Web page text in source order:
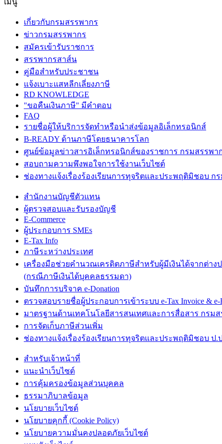
เมนู
เกี่ยวกับกรมสรรพากร
ข่าวกรมสรรพากร
สมัครเข้ารับราชการ
สรรพากรสาส์น
คู่มือสำหรับประชาชน
แจ้งเบาะแสหลีกเลี่ยงภาษี
RD KNOWLEDGE
"ขอคืนเงินภาษี" มีคำตอบ
FAQ
รายชื่อผู้ให้บริการจัดทำหรือนำส่งข้อมูลอิเล็กทรอนิกส์
B-READY ด้านภาษีโดยธนาคารโลก
ศูนย์ข้อมูลข่าวสารอิเล็กทรอนิกส์ของราชการ กรมสรรพา
สอบถามความพึงพอใจการใช้งานเว็บไซต์
ช่องทางแจ้งเรื่องร้องเรียนการทุจริตและประพฤติมิชอบ ก
สำนักงานบัญชีตัวแทน
ผู้ตรวจสอบและรับรองบัญชี
E-Commerce
ผู้ประกอบการ SMEs
E-Tax Info
ภาษีระหว่างประเทศ
เครื่องมือช่วยคำนวณเครดิตภาษีสำหรับผู้มีเงินได้จากต่าง
(กรณีภาษีเงินได้บุคคลธรรมดา)
บันทึกการบริจาค e-Donation
ตรวจสอบรายชื่อผู้ประกอบการเข้าระบบ e-Tax Invoice & e-
มาตรฐานด้านเทคโนโลยีสารสนเทศและการสื่อสาร กรมส
การจัดเก็บภาษีส่วนเพิ่ม
ช่องทางแจ้งเรื่องร้องเรียนการทุจริตและประพฤติมิชอบ ป.
สำหรับเจ้าหน้าที่
แนะนำเว็บไซต์
การคุ้มครองข้อมูลส่วนบุคคล
ธรรมาภิบาลข้อมูล
นโยบายเว็บไซต์
นโยบายคุกกี้ (Cookie Policy)
นโยบายความมั่นคงปลอดภัยเว็บไซต์